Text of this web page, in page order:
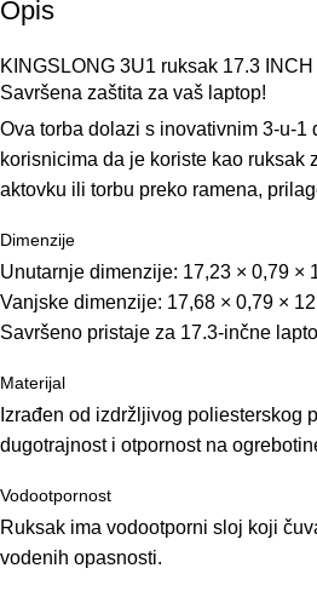
Opis
KINGSLONG 3U1 ruksak 17.3
Savršena zaštita za vaš laptop!
Ova torba dolazi s inovativnim 3-u-1
korisnicima da je koriste kao ruksak
aktovku ili torbu preko ramena,
Dimenzije
Unutarnje dimenzije: 17,23 × 0,79 ×
Vanjske dimenzije: 17,68 × 0,79 ×
Savršeno pristaje za 17.3-inčne
Materijal
Izrađen od izdržljivog poliesterskog
dugotrajnost i otpornost na
Vodootpornost
Ruksak ima vodootporni sloj koji
vodenih opasnosti.